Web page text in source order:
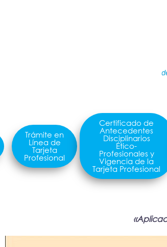
Trámite en
Línea de
Tarjeta
Profesional
Certificado de
Antecedentes
Disciplinarios
Ético-
Profesionales y
Vigencia de la
Tarjeta Profesional